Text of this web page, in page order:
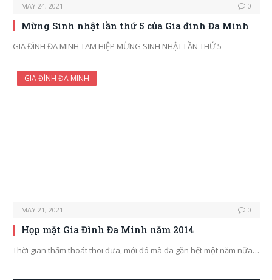
MAY 24, 2021 0
Mừng Sinh nhật lần thứ 5 của Gia đình Đa Minh
GIA ĐÌNH ĐA MINH TAM HIỆP MỪNG SINH NHẬT LẦN THỨ 5
GIA ĐÌNH ĐA MINH
MAY 21, 2021 0
Họp mặt Gia Đình Đa Minh năm 2014
Thời gian thấm thoát thoi đưa, mới đó mà đã gần hết một năm nữa…